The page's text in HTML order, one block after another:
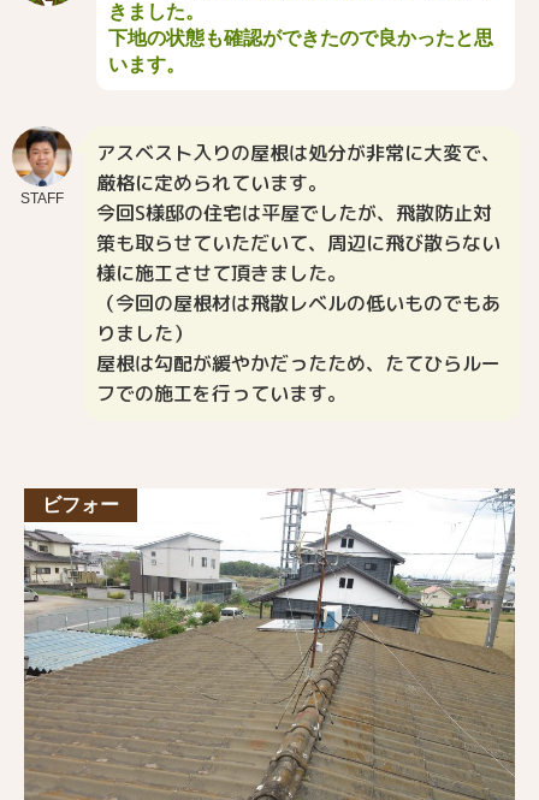
きました。
下地の状態も確認ができたので良かったと思
います。
STAFF
アスベスト入りの屋根は処分が非常に大変で、
厳格に定められています。
今回S様邸の住宅は平屋でしたが、飛散防止対
策も取らせていただいて、周辺に飛び散らない
様に施工させて頂きました。
（今回の屋根材は飛散レベルの低いものでもあ
りました）
屋根は勾配が緩やかだったため、たてひらルー
フでの施工を行っています。
ビフォー